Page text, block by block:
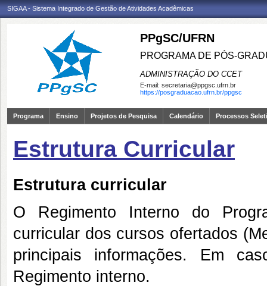
SIGAA - Sistema Integrado de Gestão de Atividades Acadêmicas
PPgSC/UFRN
PROGRAMA DE PÓS-
ADMINISTRAÇÃO DO CCET
E-mail: secretaria@ppgsc.ufrn.br
https://posgraduacao.ufrn.br/ppgsc
Programa Ensino Projetos de Pesquisa Calendário Processos
Estrutura Curricular
Estrutura curricular
O Regimento Interno do
curricular dos cursos ofertados
principais informações. Em
Regimento interno.